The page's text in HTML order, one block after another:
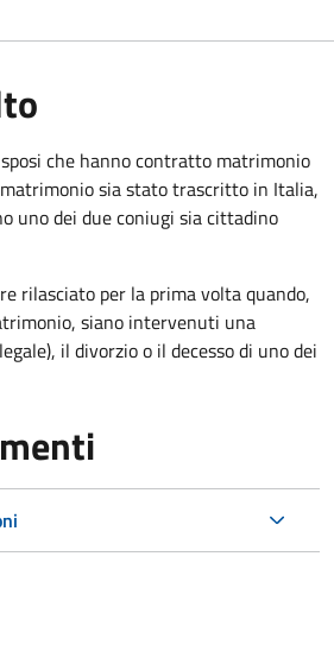
che hanno contratto matrimonio
sia stato trascritto in Italia,
uno dei due coniugi sia cittadino
rilasciato per la prima volta quando,
siano intervenuti una
il divorzio o il decesso di uno dei